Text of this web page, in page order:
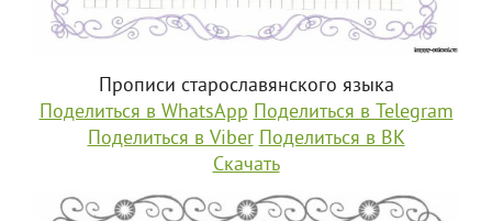
Прописи старославянского языка
Поделиться в WhatsApp Поделиться в Telegram
Поделиться в Viber Поделиться в ВК
Скачать